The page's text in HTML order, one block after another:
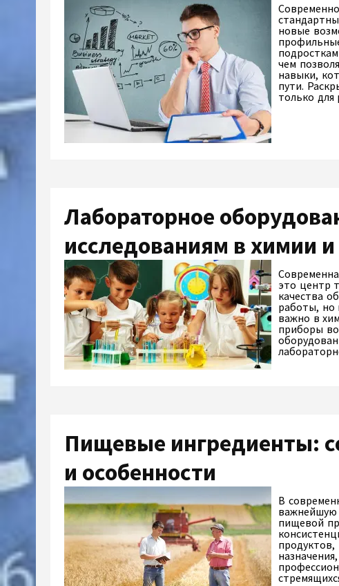
новые
чем
навыки,
пути.
только
Лабораторное
исследованиям в химии
это центр
качества
работы, но
важно в
приборы
Пищевые ингредиенты:
и особенности
В
важнейшую
пищевой